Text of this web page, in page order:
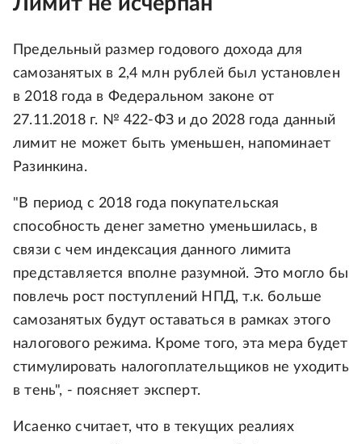
Предельный размер годового дохода для
самозанятых в 2,4 млн рублей был установлен
в 2018 года в Федеральном законе от
27.11.2018 г. № 422-ФЗ и до 2028 года данный
лимит не может быть уменьшен, напоминает
Разинкина.
"В период с 2018 года покупательская
способность денег заметно уменьшилась, в
связи с чем индексация данного лимита
представляется вполне разумной. Это могло бы
повлечь рост поступлений НПД, т.к. больше
самозанятых будут оставаться в рамках этого
налогового режима. Кроме того, эта мера будет
стимулировать налогоплательщиков не уходить
в тень", - поясняет эксперт.
Исаенко считает, что в текущих реалиях